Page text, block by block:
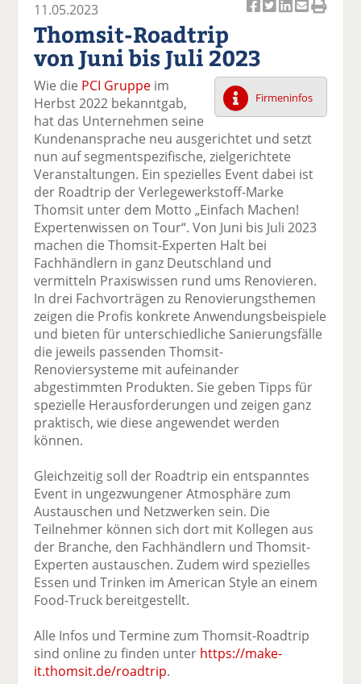
k
el
a
uf
F
ac
e
b
o
o
k
te
il
e
n
el
t
wi
er
n
el
a
uf
Li
n
k
e
di
n
te
e
n
el
p
er
E
m
ai
l
v
er
se
e
n
el
D
ru
e
n
11.05.2023
Thomsit-Roadtrip
von Juni bis Juli 2023
Firmeninfos
Wie die PCI Gruppe im
Herbst 2022 bekanntgab,
hat das Unternehmen seine
Kundenansprache neu ausgerichtet und setzt
nun auf segmentspezifische, zielgerichtete
Veranstaltungen. Ein spezielles Event dabei ist
der Roadtrip der Verlegewerkstoff-Marke
Thomsit unter dem Motto „Einfach Machen!
Expertenwissen on Tour“. Von Juni bis Juli 2023
machen die Thomsit-Experten Halt bei
Fachhändlern in ganz Deutschland und
vermitteln Praxiswissen rund ums Renovieren.
In drei Fachvorträgen zu Renovierungsthemen
zeigen die Profis konkrete Anwendungsbeispiele
und bieten für unterschiedliche Sanierungsfälle
die jeweils passenden Thomsit-
Renoviersysteme mit aufeinander
abgestimmten Produkten. Sie geben Tipps für
spezielle Herausforderungen und zeigen ganz
praktisch, wie diese angewendet werden
können.
Gleichzeitig soll der Roadtrip ein entspanntes
Event in ungezwungener Atmosphäre zum
Austauschen und Netzwerken sein. Die
Teilnehmer können sich dort mit Kollegen aus
der Branche, den Fachhändlern und Thomsit-
Experten austauschen. Zudem wird spezielles
Essen und Trinken im American Style an einem
Food-Truck bereitgestellt.
Alle Infos und Termine zum Thomsit-Roadtrip
sind online zu finden unter https://make-
it.thomsit.de/roadtrip.